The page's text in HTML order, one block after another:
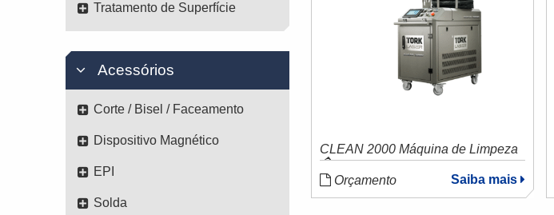
Tratamento de Superfície
Acessórios
Corte / Bisel / Faceamento
Dispositivo Magnético
EPI
Solda
CLEAN 2000 Máquina de Limpeza
�
Orçamento
Saiba mais